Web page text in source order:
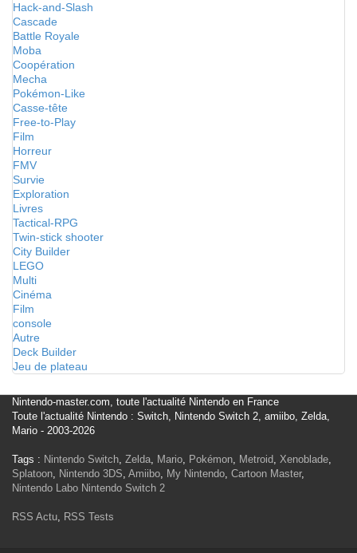
Hack-and-Slash
Cascade
Battle Royale
Moba
Coopération
Mecha
Pokémon-Like
Casse-tête
Free-to-Play
Film
Horreur
FMV
Survie
Exploration
Livres
Tactical-RPG
Twin-stick shooter
City Builder
LEGO
Multi
Cinéma
Film
console
Autre
Deck Builder
Jeu de plateau
Nintendo-master.com, toute l'actualité Nintendo en France
Toute l'actualité Nintendo : Switch, Nintendo Switch 2, amiibo, Zelda,
Mario - 2003-2026
Tags : Nintendo Switch, Zelda, Mario, Pokémon, Metroid, Xenoblade,
Splatoon, Nintendo 3DS, Amiibo, My Nintendo, Cartoon Master,
Nintendo Labo Nintendo Switch 2
RSS Actu, RSS Tests